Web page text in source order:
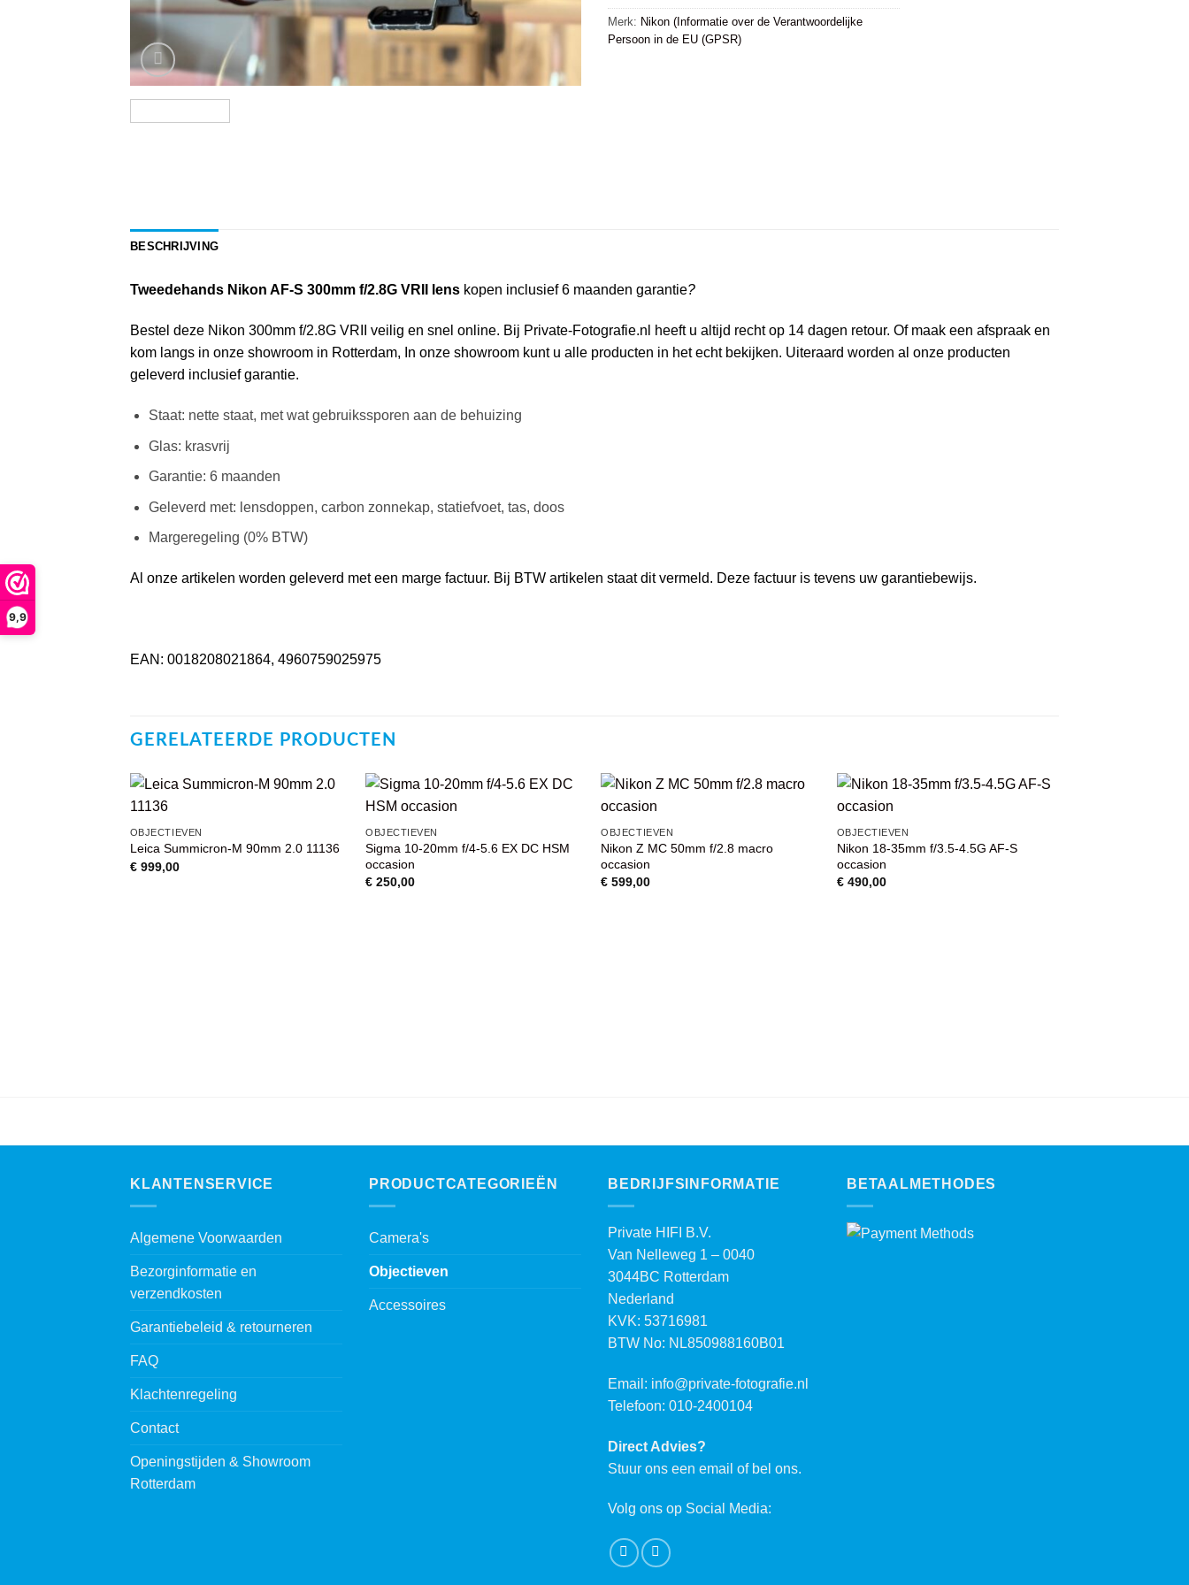
9,9
Merk: Nikon (Informatie over de Verantwoordelijke
Persoon in de EU (GPSR)
BESCHRIJVING
Tweedehands Nikon AF-S 300mm f/2.8G VRII lens kopen inclusief 6 maanden garantie?
Bestel deze Nikon 300mm f/2.8G VRII veilig en snel online. Bij Private-Fotografie.nl heeft u altijd recht op 14 dagen retour. Of maak een afspraak en
kom langs in onze showroom in Rotterdam, In onze showroom kunt u alle producten in het echt bekijken. Uiteraard worden al onze producten
geleverd inclusief garantie.
Staat: nette staat, met wat gebruikssporen aan de behuizing
Glas: krasvrij
Garantie: 6 maanden
Geleverd met: lensdoppen, carbon zonnekap, statiefvoet, tas, doos
Margeregeling (0% BTW)
Al onze artikelen worden geleverd met een marge factuur. Bij BTW artikelen staat dit vermeld. Deze factuur is tevens uw garantiebewijs.
EAN: 0018208021864, 4960759025975
GERELATEERDE PRODUCTEN
WENSENLIJST
OBJECTIEVEN
Leica Summicron-M 90mm 2.0 11136
€999,00
WENSENLIJST
OBJECTIEVEN
Sigma 10-20mm f/4-5.6 EX DC HSM
occasion
€ 250,00
WENSENLIJST
OBJECTIEVEN
Nikon Z MC 50mm f/2.8 macro
occasion
€ 599,00
WENSENLIJST
OBJECTIEVEN
Nikon 18-35mm f/3.5-4.5G AF-S
occasion
€490,00
KLANTENSERVICE
Algemene Voorwaarden
Bezorginformatie en
verzendkosten
Garantiebeleid & retourneren
FAQ
Klachtenregeling
Contact
Openingstijden & Showroom
Rotterdam
PRODUCTCATEGORIEËN
Camera's
Objectieven
Accessoires
BEDRIJFSINFORMATIE
Private HIFI B.V.
Van Nelleweg 1 – 0040
3044BC Rotterdam
Nederland
KVK: 53716981
BTW No: NL850988160B01
Email: info@private-fotografie.nl
Telefoon: 010-2400104
Direct Advies?
Stuur ons een email of bel ons.
Volg ons op Social Media:
BETAALMETHODES